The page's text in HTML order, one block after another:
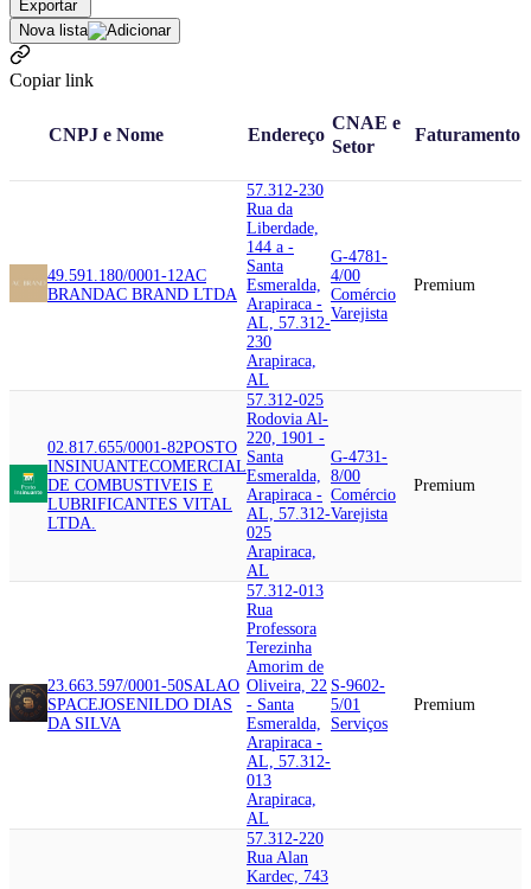
Exportar
Nova lista
Copiar link
CNPJ e Nome Endereço
CNAE e
Setor
Faturamento
49.591.180/0001-12AC
BRANDAC BRAND LTDA
57.312-230
Rua da
Liberdade,
144 a -
Santa
Esmeralda,
Arapiraca -
AL, 57.312-
230
Arapiraca,
AL
G-4781-
4/00
Comércio
Varejista
Premium
02.817.655/0001-82POSTO
INSINUANTECOMERCIAL
DE COMBUSTIVEIS E
LUBRIFICANTES VITAL
LTDA.
57.312-025
Rodovia Al-
220, 1901 -
Santa
Esmeralda,
Arapiraca -
AL, 57.312-
025
Arapiraca,
AL
G-4731-
8/00
Comércio
Varejista
Premium
23.663.597/0001-50SALAO
SPACEJOSENILDO DIAS
DA SILVA
57.312-013
Rua
Professora
Terezinha
Amorim de
Oliveira, 22
- Santa
Esmeralda,
Arapiraca -
AL, 57.312-
013
Arapiraca,
AL
S-9602-
5/01
Serviços
Premium
57.312-220
Rua Alan
Kardec, 743